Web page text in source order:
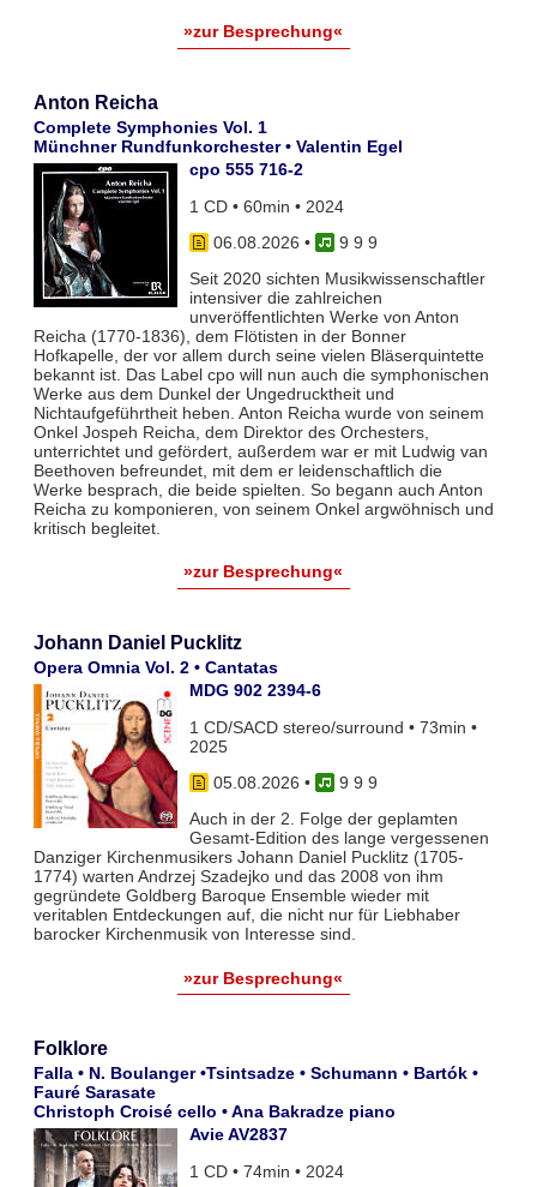
»zur Besprechung«
Anton Reicha
Complete Symphonies Vol. 1
Münchner Rundfunkorchester • Valentin Egel
cpo 555 716-2
1 CD • 60min • 2024
06.08.2026 •
9 9 9
Seit 2020 sichten Musikwissenschaftler
intensiver die zahlreichen
unveröffentlichten Werke von Anton
Reicha (1770-1836), dem Flötisten in der Bonner
Hofkapelle, der vor allem durch seine vielen Bläserquintette
bekannt ist. Das Label cpo will nun auch die symphonischen
Werke aus dem Dunkel der Ungedrucktheit und
Nichtaufgeführtheit heben. Anton Reicha wurde von seinem
Onkel Jospeh Reicha, dem Direktor des Orchesters,
unterrichtet und gefördert, außerdem war er mit Ludwig van
Beethoven befreundet, mit dem er leidenschaftlich die
Werke besprach, die beide spielten. So begann auch Anton
Reicha zu komponieren, von seinem Onkel argwöhnisch und
kritisch begleitet.
»zur Besprechung«
Johann Daniel Pucklitz
Opera Omnia Vol. 2 • Cantatas
MDG 902 2394-6
1 CD/SACD stereo/surround • 73min •
2025
05.08.2026 •
9 9 9
Auch in der 2. Folge der geplamten
Gesamt-Edition des lange vergessenen
Danziger Kirchenmusikers Johann Daniel Pucklitz (1705-
1774) warten Andrzej Szadejko und das 2008 von ihm
gegründete Goldberg Baroque Ensemble wieder mit
veritablen Entdeckungen auf, die nicht nur für Liebhaber
barocker Kirchenmusik von Interesse sind.
»zur Besprechung«
Folklore
Falla • N. Boulanger •Tsintsadze • Schumann • Bartók •
Fauré Sarasate
Christoph Croisé cello • Ana Bakradze piano
Avie AV2837
1 CD • 74min • 2024